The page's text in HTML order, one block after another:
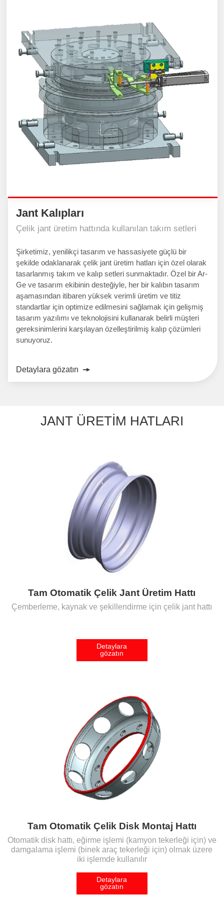
Jant Kalıpları
Çelik jant üretim hattında kullanılan takım setleri
Şirketimiz, yenilikçi tasarım ve hassasiyete güçlü bir
şekilde odaklanarak çelik jant üretim hatları için özel olarak
tasarlanmış takım ve kalıp setleri sunmaktadır. Özel bir Ar-
Ge ve tasarım ekibinin desteğiyle, her bir kalıbın tasarım
aşamasından itibaren yüksek verimli üretim ve titiz
standartlar için optimize edilmesini sağlamak için gelişmiş
tasarım yazılımı ve teknolojisini kullanarak belirli müşteri
gereksinimlerini karşılayan özelleştirilmiş kalıp çözümleri
sunuyoruz.
Detaylara gözatın
JANT ÜRETIM HATLARI
Tam Otomatik Çelik Jant Üretim Hattı
Çemberleme, kaynak ve şekillendirme için çelik jant hattı
Detaylara
gözatın
Tam Otomatik Çelik Disk Montaj Hattı
Otomatik disk hattı, eğirme işlemi (kamyon tekerleği için) ve
damgalama işlemi (binek araç tekerleği için) olmak üzere
iki işlemde kullanılır
Detaylara
gözatın